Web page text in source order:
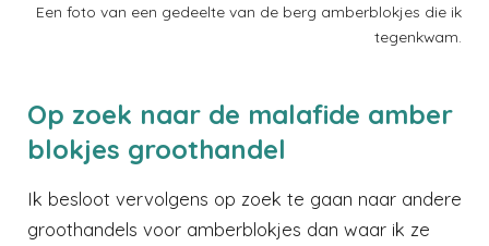
Een foto van een gedeelte van de berg amberblokjes die ik
tegenkwam.
Op zoek naar de malafide amber
blokjes groothandel
Ik besloot vervolgens op zoek te gaan naar andere
groothandels voor amberblokjes dan waar ik ze